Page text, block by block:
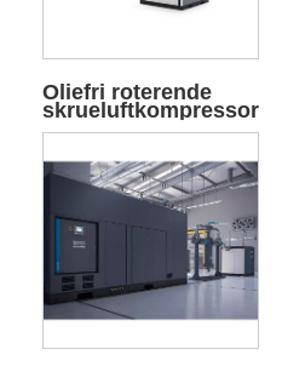
Oliefri roterende
skrueluftkompressor